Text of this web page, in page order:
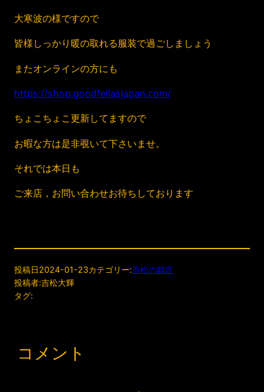
大寒波の様ですので
皆様しっかり暖の取れる服装で過ごしましょう
またオンラインの方にも
https://shop.goodfellasjapan.com/
ちょこちょこ更新してますので
お暇な方は是非覗いて下さいませ。
それでは本日も
ご来店，お問い合わせお待ちしております
投稿日2024-01-23カテゴリー:吉松の戯言
投稿者:吉松大輝
タグ:
コメント